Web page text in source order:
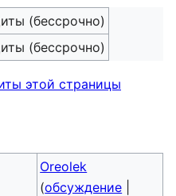
(бессрочно)
(бессрочно)
этой страницы
Oreolek
(обсуждение